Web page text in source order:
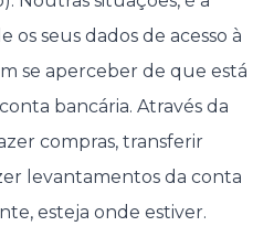
seus dados de acesso à
se aperceber de que está
bancária. Através da
compras, transferir
levantamentos da conta
esteja onde estiver.